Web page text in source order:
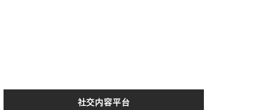
社交内容平台